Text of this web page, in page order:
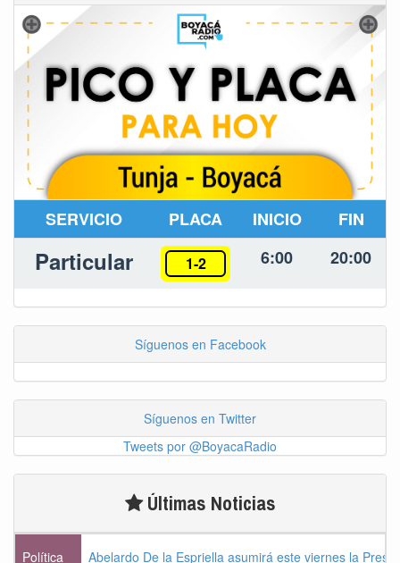
SERVICIO PLACA INICIO FIN
Particular 1-2 6:00 20:00
Síguenos en Facebook
Síguenos en Twitter
Tweets por @BoyacaRadio
Últimas Noticias
Política Abelardo De la Espriella asumirá este viernes la